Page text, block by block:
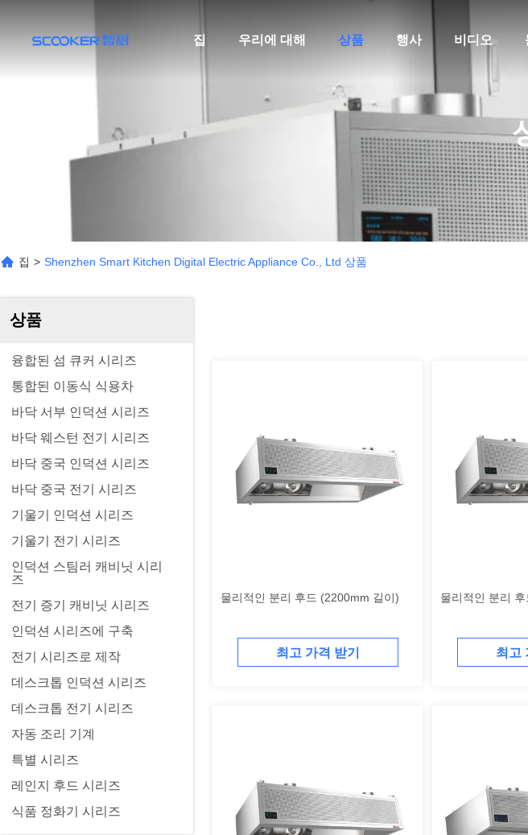
집 우리에 대해 상품 행사 비디오
집 > Shenzhen Smart Kitchen Digital Electric Appliance Co., Ltd 상품
상품
융합된 섬 큐커 시리즈
통합된 이동식 식용차
바닥 서부 인덕션 시리즈
바닥 웨스턴 전기 시리즈
바닥 중국 인덕션 시리즈
바닥 중국 전기 시리즈
기울기 인덕션 시리즈
기울기 전기 시리즈
인덕션 스팀러 캐비닛 시리
즈
전기 증기 캐비닛 시리즈
인덕션 시리즈에 구축
전기 시리즈로 제작
데스크톱 인덕션 시리즈
데스크톱 전기 시리즈
자동 조리 기계
특별 시리즈
레인지 후드 시리즈
식품 정화기 시리즈
물리적인 분리 후드 (2200mm 길이)
최고 가격 받기
물리적인 분리
최고